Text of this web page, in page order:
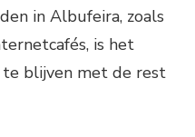
in Albufeira, zoals
is het
blijven met de rest